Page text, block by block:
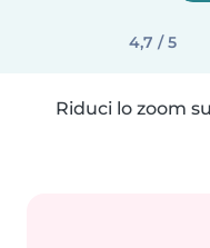
4,7 / 5
Riduci lo zoom